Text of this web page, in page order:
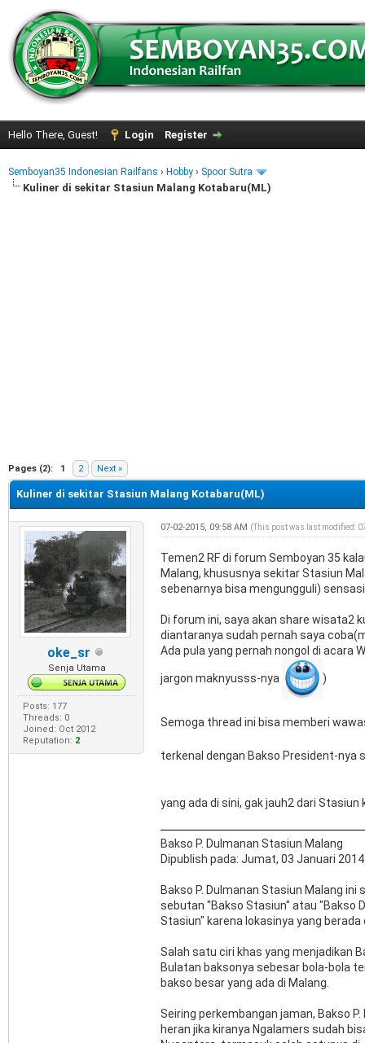
Hello There, Guest! Login Register
Semboyan35 Indonesian Railfans › Hobby › Spoor Sutra
Kuliner di sekitar Stasiun Malang Kotabaru(ML)
Pages (2): 1 2 Next »
Kuliner di sekitar Stasiun Malang Kotabaru(ML)
oke_sr
Senja Utama
Posts: 177
Threads: 0
Joined: Oct 2012
Reputation: 2
07-02-2015, 09:58 AM (This post was last modified:
Temen2 RF di forum Semboyan 35
Malang, khususnya sekitar Stasiun
sebenarnya bisa mengungguli)
Di forum ini, saya akan share wisata2
diantaranya sudah pernah saya
Ada pula yang pernah nongol di acara
jargon maknyusss-nya )
Semoga thread ini bisa memberi
terkenal dengan Bakso President-nya
yang ada di sini, gak jauh2 dari Stasiun
Bakso P. Dulmanan Stasiun Malang
Dipublish pada: Jumat, 03 Januari 2014
Bakso P. Dulmanan Stasiun Malang
sebutan "Bakso Stasiun" atau "Bakso
Stasiun" karena lokasinya yang
Salah satu ciri khas yang menjadikan
Bulatan baksonya sebesar bola-bola
bakso besar yang ada di Malang.
Seiring perkembangan jaman, Bakso
heran jika kiranya Ngalamers sudah